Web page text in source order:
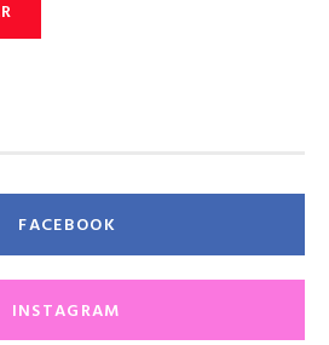
FACEBOOK
INSTAGRAM